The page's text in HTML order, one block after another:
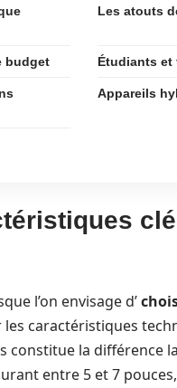
Les atouts
budget Étudiants et
Appareils
l’on envisage d’
les caractéristiques
constitue la différence
entre 5 et 7